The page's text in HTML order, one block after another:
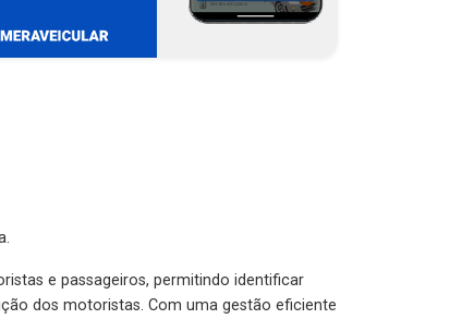
e passageiros, permitindo identificar
dos motoristas. Com uma gestão eficiente